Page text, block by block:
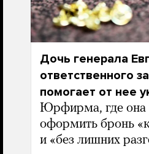
Дочь генерала
ответственного
помогает от нее
Юрфирма, где она
оформить бронь
и «без лишних